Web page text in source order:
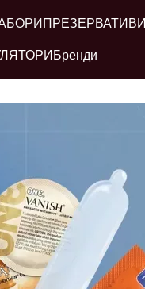
ПРЕЗЕРВАТИВИ
Бренди